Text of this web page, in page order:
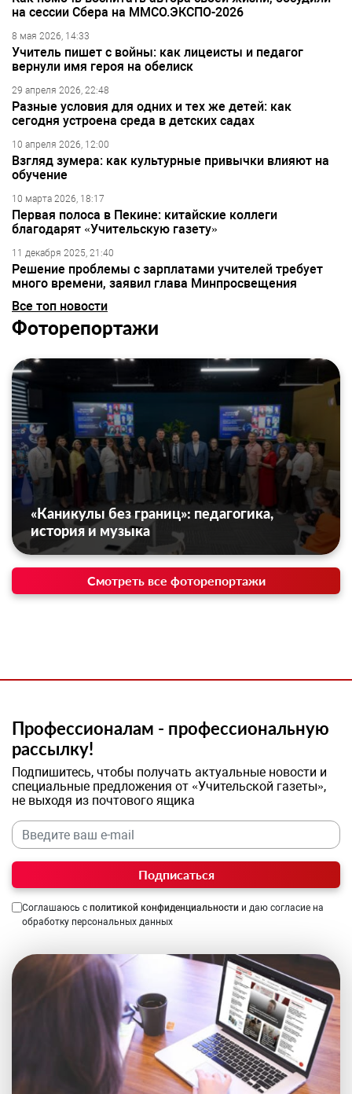
на сессии Сбера на ММСО.ЭКСПО-2026
8 мая 2026, 14:33
Учитель пишет с войны: как лицеисты и педагог
вернули имя героя на обелиск
29 апреля 2026, 22:48
Разные условия для одних и тех же детей: как
сегодня устроена среда в детских садах
10 апреля 2026, 12:00
Взгляд зумера: как культурные привычки влияют на
обучение
10 марта 2026, 18:17
Первая полоса в Пекине: китайские коллеги
благодарят «Учительскую газету»
11 декабря 2025, 21:40
Решение проблемы с зарплатами учителей требует
много времени, заявил глава Минпросвещения
Все топ новости
Фоторепортажи
«Каникулы без границ»: педагогика,
история и музыка
Смотреть все фоторепортажи
Профессионалам - профессиональную
рассылку!
Подпишитесь, чтобы получать актуальные новости и
специальные предложения от «Учительской газеты»,
не выходя из почтового ящика
Подписаться
Соглашаюсь с политикой конфиденциальности и даю согласие на
обработку персональных данных